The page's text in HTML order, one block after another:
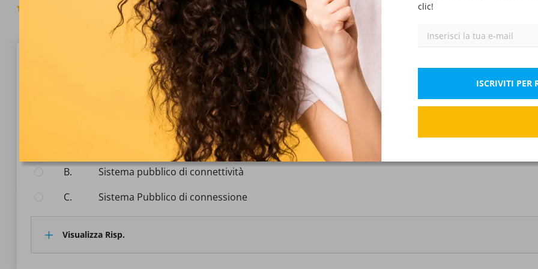
Diritto amministrativo
Ai sensi dell'art. 73 del D. Lgs. 82/05 e ss.mm.ii., che cos'è il SPC?
Sistema Pubblico di comunicazione
B.
Sistema pubblico di connettività
C.
Sistema Pubblico di connessione
Visualizza Risp.
Codice dei Contratti – D.lgs 36/2023
clic!
ISCRIVITI PER